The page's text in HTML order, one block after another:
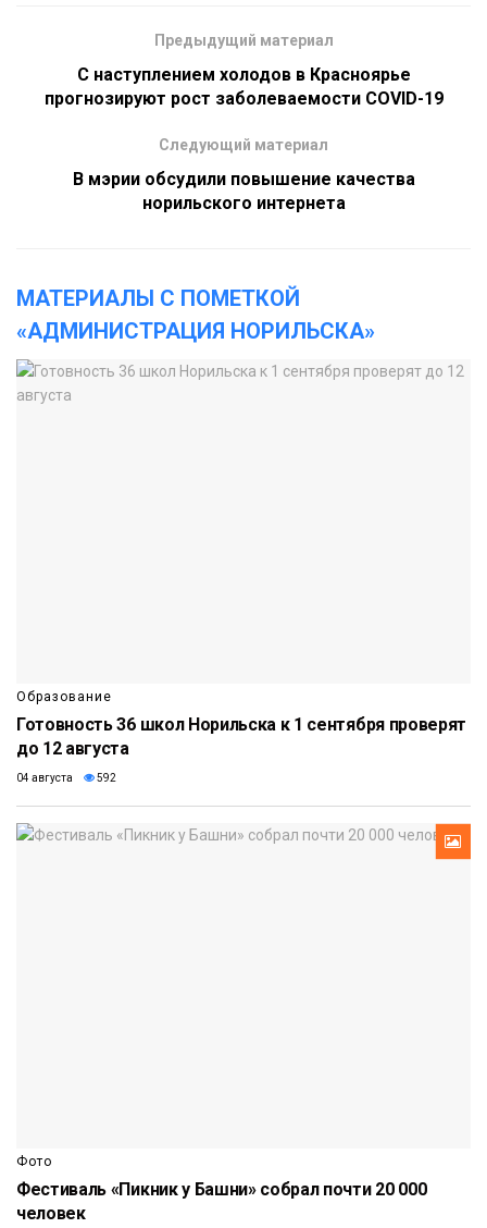
Предыдущий материал
С наступлением холодов в Красноярье
прогнозируют рост заболеваемости COVID-19
Следующий материал
В мэрии обсудили повышение качества
норильского интернета
МАТЕРИАЛЫ С ПОМЕТКОЙ
«АДМИНИСТРАЦИЯ НОРИЛЬСКА»
Образование
Готовность 36 школ Норильска к 1 сентября проверят
до 12 августа
04 августа 592
Фото
Фестиваль «Пикник у Башни» собрал почти 20 000
человек